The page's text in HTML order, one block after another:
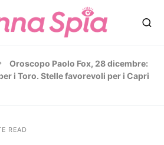
Oroscopo Paolo Fox, 28 dicembre:
i Toro. Stelle favorevoli per i Capri
READ